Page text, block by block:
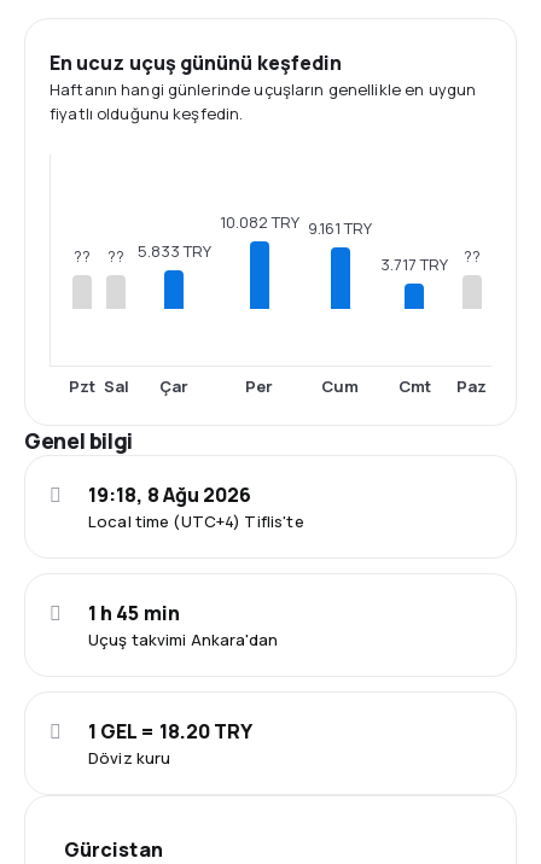
En ucuz uçuş gününü keşfedin
Haftanın hangi günlerinde uçuşların genellikle en uygun
fiyatlı olduğunu keşfedin.
??
Pzt
??
Sal
5.833 TRY
Çar
10.082 TRY
Per
9.161 TRY
Cum
3.717 TRY
Cmt
??
Paz
Genel bilgi
Local time (UTC+4) Tiflis'te
19:18, 8 Ağu 2026
Uçuş takvimi Ankara'dan
1 h 45 min
Döviz kuru
1 GEL = 18.20 TRY
Gürcistan